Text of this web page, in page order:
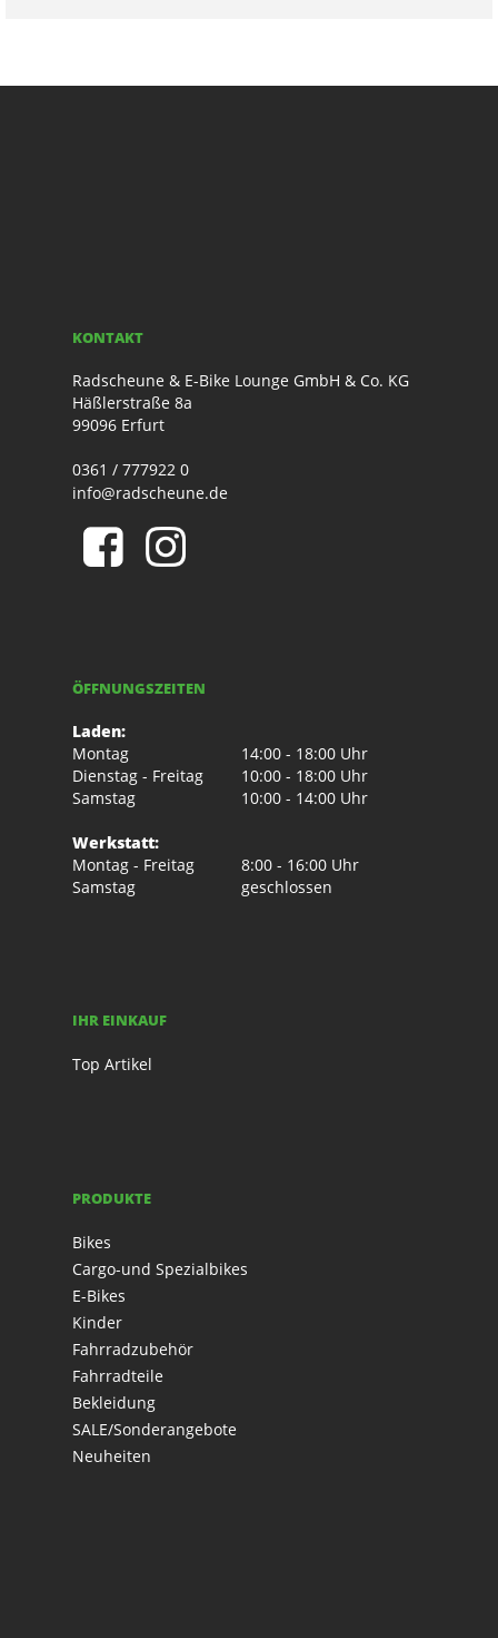
KONTAKT
Radscheune & E-Bike Lounge GmbH & Co. KG
Häßlerstraße 8a
99096 Erfurt
0361 / 777922 0
info@radscheune.de
ÖFFNUNGSZEITEN
Laden:
Montag
14:00 - 18:00 Uhr
Dienstag - Freitag
10:00 - 18:00 Uhr
Samstag
10:00 - 14:00 Uhr
Werkstatt:
Montag - Freitag
8:00 - 16:00 Uhr
Samstag
geschlossen
IHR EINKAUF
Top Artikel
PRODUKTE
Bikes
Cargo-und Spezialbikes
E-Bikes
Kinder
Fahrradzubehör
Fahrradteile
Bekleidung
SALE/Sonderangebote
Neuheiten